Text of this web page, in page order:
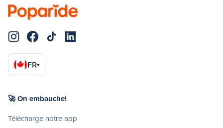
FR▾
🚀 On embauche!
Télécharge notre app